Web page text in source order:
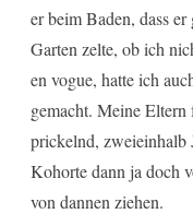
er beim Baden, dass
Garten zelte, ob ich
en vogue, hatte ich
gemacht. Meine
prickelnd, zweieinhalb
Kohorte dann ja doch
von dannen ziehen.